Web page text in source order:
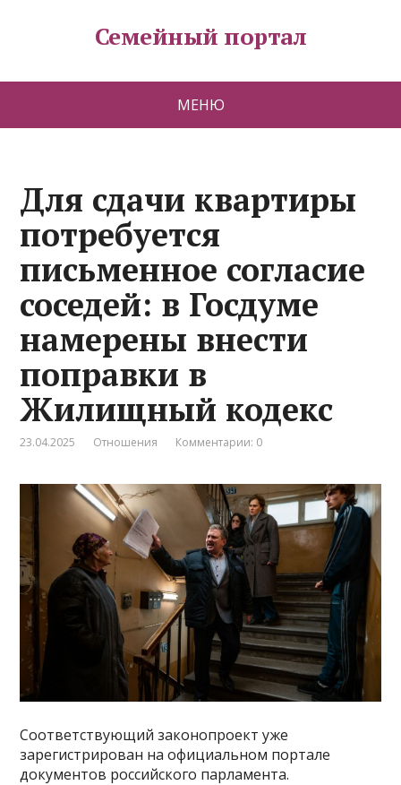
Семейный портал
МЕНЮ
Для сдачи квартиры
потребуется
письменное согласие
соседей: в Госдуме
намерены внести
поправки в
Жилищный кодекс
23.04.2025 Отношения Комментарии: 0
Соответствующий законопроект уже
зарегистрирован на официальном портале
документов российского парламента.